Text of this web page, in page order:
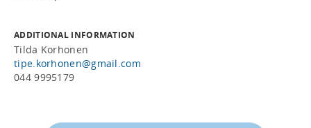
ADDITIONAL INFORMATION
Tilda Korhonen
tipe.korhonen@gmail.com
044 9995179